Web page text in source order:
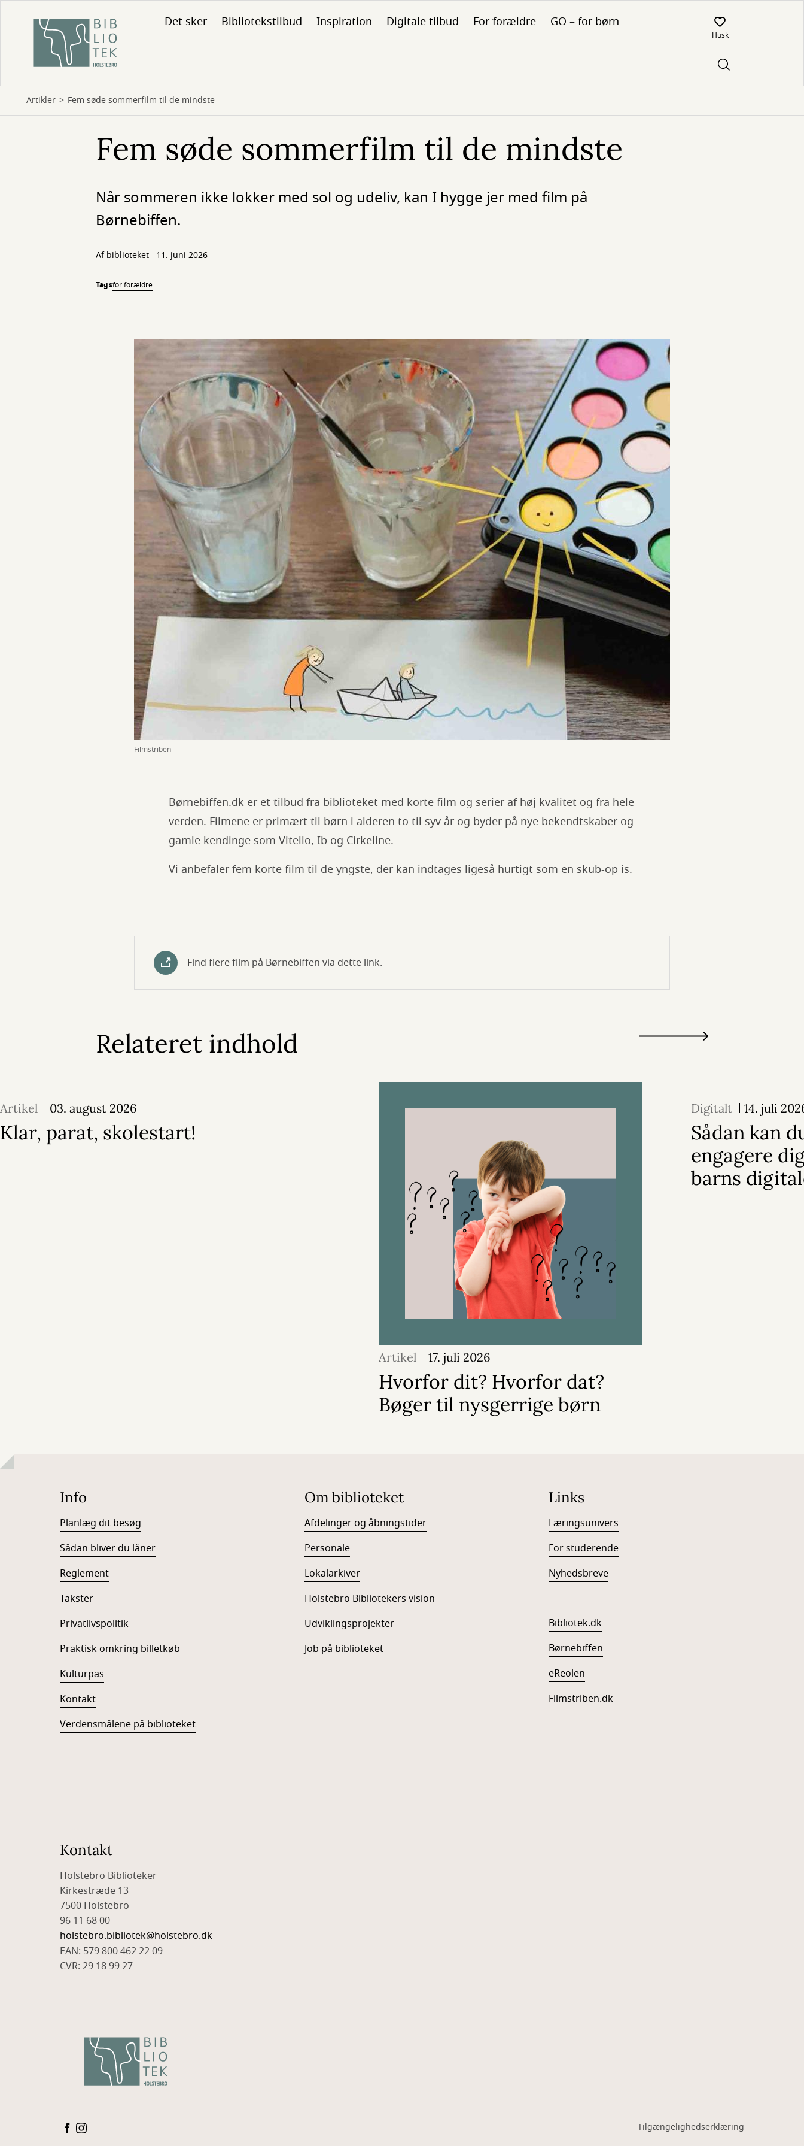
hovedindhold
Det sker Bibliotekstilbud Inspiration Digitale tilbud For forældre GO – for børn
Husk
Artikler Fem søde sommerfilm til de mindste
Fem søde sommerfilm til de mindste
Når sommeren ikke lokker med sol og udeliv, kan I hygge jer med film på
Børnebiffen.
Af biblioteket 11. juni 2026
Tagsfor forældre
Filmstriben
Børnebiffen.dk er et tilbud fra biblioteket med korte film og serier af høj kvalitet og fra hele
verden. Filmene er primært til børn i alderen to til syv år og byder på nye bekendtskaber og
gamle kendinge som Vitello, Ib og Cirkeline.
Vi anbefaler fem korte film til de yngste, der kan indtages ligeså hurtigt som en skub-op is.
Find flere film på Børnebiffen via dette link.
Relateret indhold
Artikel 03. august 2026
Klar, parat, skolestart!
Artikel 17. juli 2026
Hvorfor dit? Hvorfor dat?
Bøger til nysgerrige børn
Digitalt 14. juli
Sådan kan
engagere
barns
Info
Planlæg dit besøg
Sådan bliver du låner
Reglement
Takster
Privatlivspolitik
Praktisk omkring billetkøb
Kulturpas
Kontakt
Verdensmålene på biblioteket
Om biblioteket
Afdelinger og åbningstider
Personale
Lokalarkiver
Holstebro Bibliotekers vision
Udviklingsprojekter
Job på biblioteket
Links
Læringsunivers
For studerende
Nyhedsbreve
-
Bibliotek.dk
Børnebiffen
eReolen
Filmstriben.dk
Kontakt
Holstebro Biblioteker
Kirkestræde 13
7500 Holstebro
96 11 68 00
holstebro.bibliotek@holstebro.dk
EAN: 579 800 462 22 09
CVR: 29 18 99 27
Tilgængelighedserklæring